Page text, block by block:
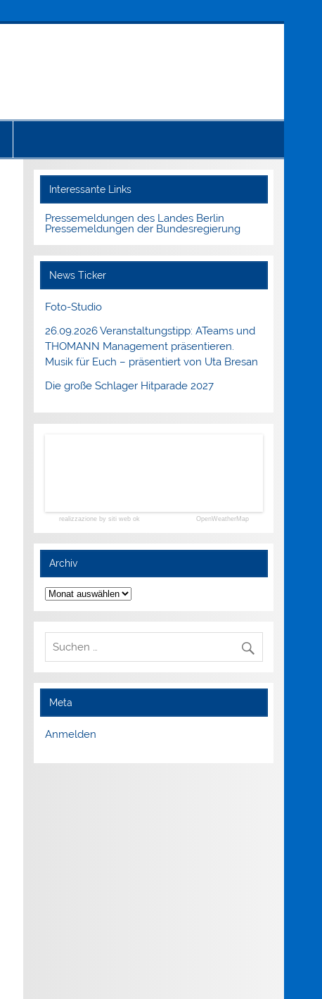
Interessante Links
Pressemeldungen des Landes Berlin
Pressemeldungen der Bundesregierung
News Ticker
Foto-Studio
26.09.2026 Veranstaltungstipp: ATeams und
THOMANN Management präsentieren.
Musik für Euch – präsentiert von Uta Bresan
Die große Schlager Hitparade 2027
realizzazione by siti web ok OpenWeatherMap
Archiv
Archiv
Meta
Anmelden